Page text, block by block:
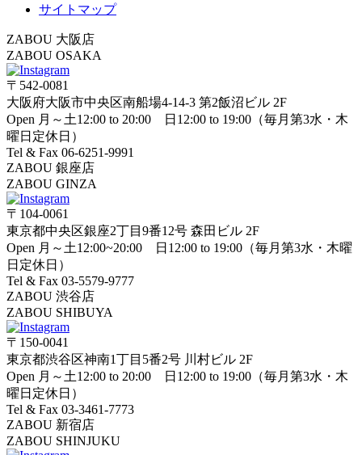
サイトマップ
ZABOU 大阪店
ZABOU OSAKA
〒542-0081
大阪府大阪市中央区南船場4-14-3 第2飯沼ビル 2F
Open 月～土12:00 to 20:00 日12:00 to 19:00（毎月第3水・木
曜日定休日）
Tel & Fax 06-6251-9991
ZABOU 銀座店
ZABOU GINZA
〒104-0061
東京都中央区銀座2丁目9番12号 森田ビル 2F
Open 月～土12:00~20:00 日12:00 to 19:00（毎月第3水・木曜
日定休日）
Tel & Fax 03-5579-9777
ZABOU 渋谷店
ZABOU SHIBUYA
〒150-0041
東京都渋谷区神南1丁目5番2号 川村ビル 2F
Open 月～土12:00 to 20:00 日12:00 to 19:00（毎月第3水・木
曜日定休日）
Tel & Fax 03-3461-7773
ZABOU 新宿店
ZABOU SHINJUKU